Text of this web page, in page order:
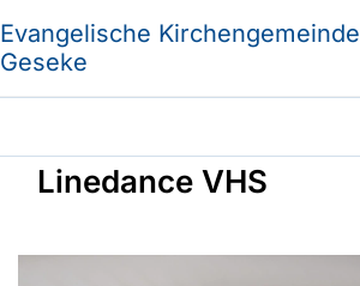
Evangelische Kirchengemeinde
Geseke
Linedance VHS